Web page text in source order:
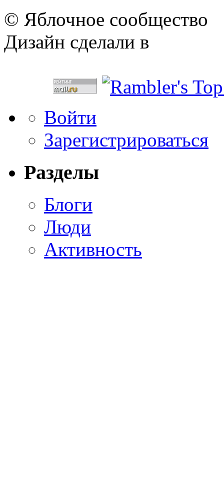
© Яблочное сообщество
Дизайн сделали в
Войти
Зарегистрироваться
Разделы
Блоги
Люди
Активность